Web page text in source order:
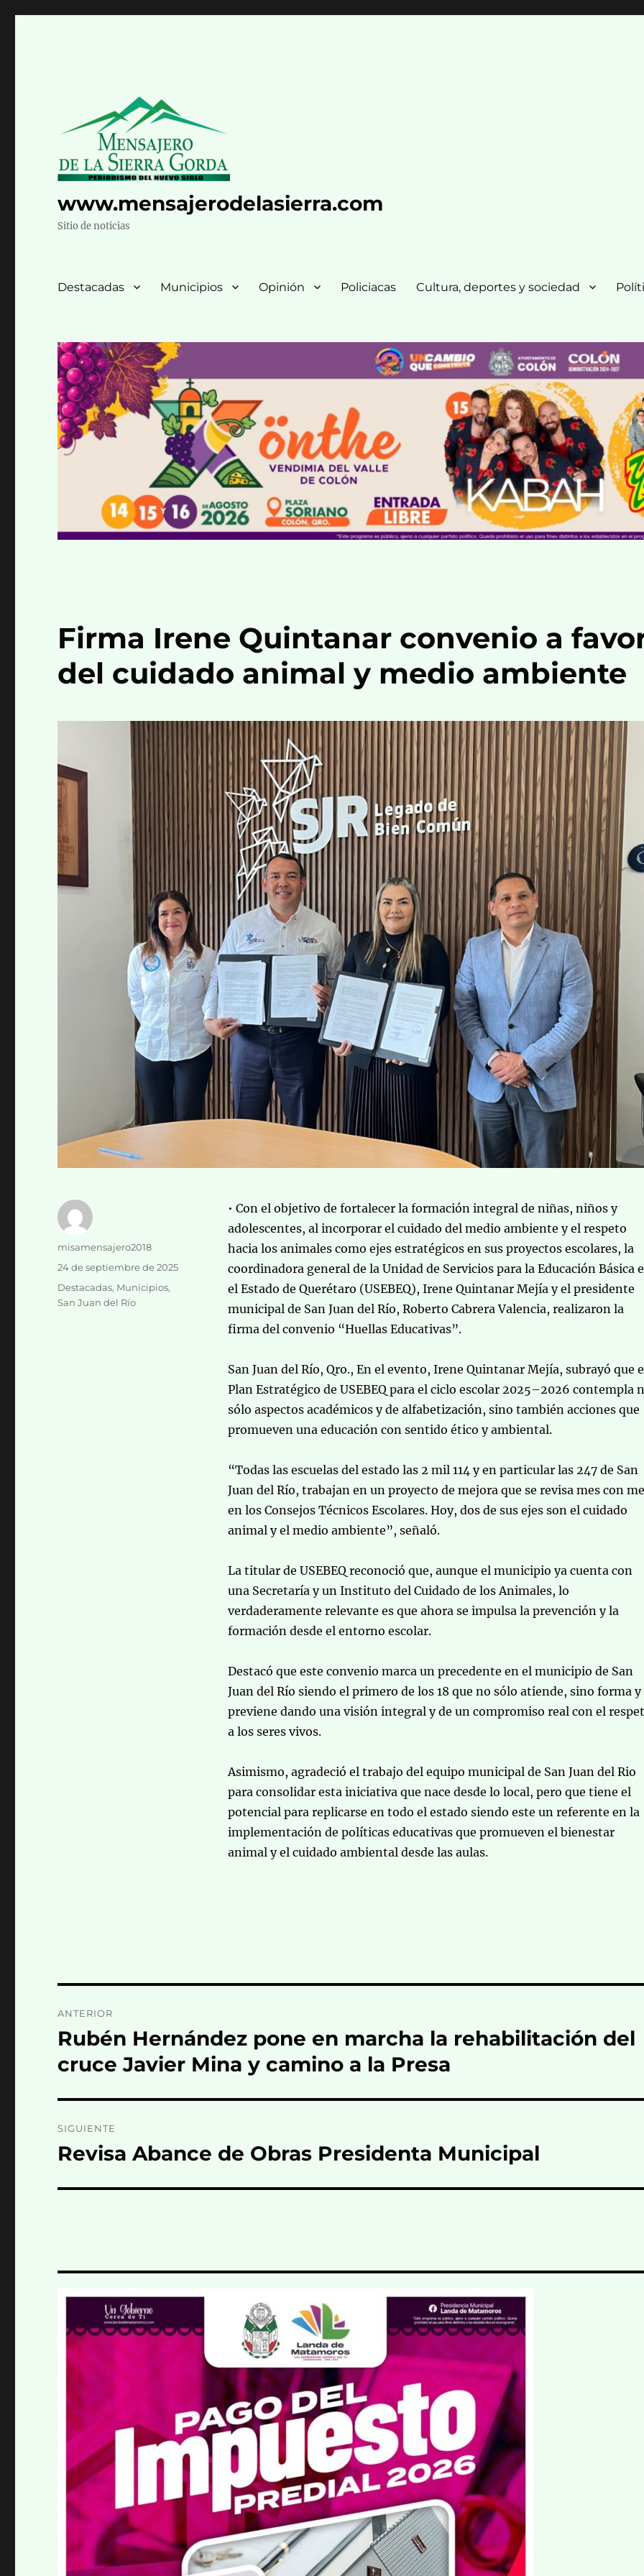
www.mensajerodelasierra.com
Sitio de noticias
Destacadas Municipios Opinión Policiacas Cultura, deportes y sociedad
Firma Irene Quintanar convenio a
del cuidado animal y medio ambiente
• Con el objetivo de fortalecer la formación integral de niñas, niños y
adolescentes, al incorporar el cuidado del medio ambiente y el respeto
hacia los animales como ejes estratégicos en sus proyectos escolares, la
coordinadora general de la Unidad de Servicios para la Educación Básica
el Estado de Querétaro (USEBEQ), Irene Quintanar Mejía y el presidente
municipal de San Juan del Río, Roberto Cabrera Valencia, realizaron la
firma del convenio “Huellas Educativas”.
San Juan del Río, Qro., En el evento, Irene Quintanar Mejía, subrayó que
Plan Estratégico de USEBEQ para el ciclo escolar 2025–2026 contempla
sólo aspectos académicos y de alfabetización, sino también acciones que
promueven una educación con sentido ético y ambiental.
“Todas las escuelas del estado las 2 mil 114 y en particular las 247 de San
Juan del Río, trabajan en un proyecto de mejora que se revisa mes con
en los Consejos Técnicos Escolares. Hoy, dos de sus ejes son el cuidado
animal y el medio ambiente”, señaló.
La titular de USEBEQ reconoció que, aunque el municipio ya cuenta con
una Secretaría y un Instituto del Cuidado de los Animales, lo
verdaderamente relevante es que ahora se impulsa la prevención y la
formación desde el entorno escolar.
Destacó que este convenio marca un precedente en el municipio de San
Juan del Río siendo el primero de los 18 que no sólo atiende, sino forma y
previene dando una visión integral y de un compromiso real con el
a los seres vivos.
Asimismo, agradeció el trabajo del equipo municipal de San Juan del Rio
para consolidar esta iniciativa que nace desde lo local, pero que tiene el
potencial para replicarse en todo el estado siendo este un referente en la
implementación de políticas educativas que promueven el bienestar
animal y el cuidado ambiental desde las aulas.
Autor
misamensajero2018
Publicado
24 de septiembre de 2025
Categorías
Destacadas, Municipios,
San Juan del Río
de
entradas
ANTERIOR
Entrada
Rubén Hernández pone en marcha la rehabilitación del
cruce Javier Mina y camino a la Presa
SIGUIENTE
Entrada
Revisa Abance de Obras Presidenta Municipal